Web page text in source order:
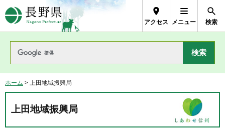
長野県Nagano Prefecture
アクセス メニュー 検索
ホーム > 上田地域振興局
上田地域振興局